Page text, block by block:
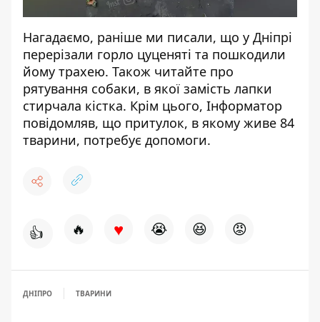
Нагадаємо, раніше ми писали, що у Дніпрі
перерізали горло цуценяті та пошкодили
йому трахею. Також читайте про
рятування собаки, в якої замість лапки
стирчала кістка. Крім цього, Інформатор
повідомляв, що притулок, в якому живе 84
тварини, потребує допомоги.
👍 🔥 ♥ 😭 😆 😡
ДНІПРО ТВАРИНИ